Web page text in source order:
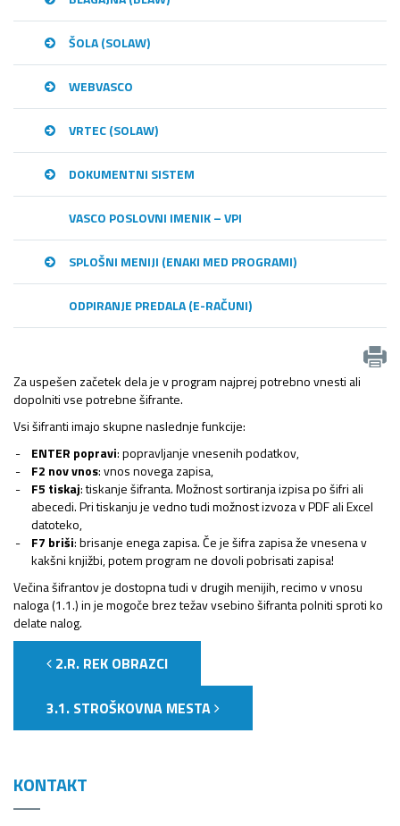
ŠOLA (SOLAW)
WEBVASCO
VRTEC (SOLAW)
DOKUMENTNI SISTEM
VASCO POSLOVNI IMENIK – VPI
SPLOŠNI MENIJI (ENAKI MED PROGRAMI)
ODPIRANJE PREDALA (E-RAČUNI)
Za uspešen začetek dela je v program najprej potrebno vnesti ali
dopolniti vse potrebne šifrante.
Vsi šifranti imajo skupne naslednje funkcije:
ENTER popravi: popravljanje vnesenih podatkov,
F2 nov vnos: vnos novega zapisa,
F5 tiskaj: tiskanje šifranta. Možnost sortiranja izpisa po šifri ali
abecedi. Pri tiskanju je vedno tudi možnost izvoza v PDF ali Excel
datoteko,
F7 briši: brisanje enega zapisa. Če je šifra zapisa že vnesena v
kakšni knjižbi, potem program ne dovoli pobrisati zapisa!
Večina šifrantov je dostopna tudi v drugih menijih, recimo v vnosu
naloga (1.1.) in je mogoče brez težav vsebino šifranta polniti sproti ko
delate nalog.
2.R. REK OBRAZCI
3.1. STROŠKOVNA MESTA
KONTAKT